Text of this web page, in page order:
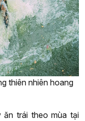
thiên nhiên hoang
trái theo mùa tại